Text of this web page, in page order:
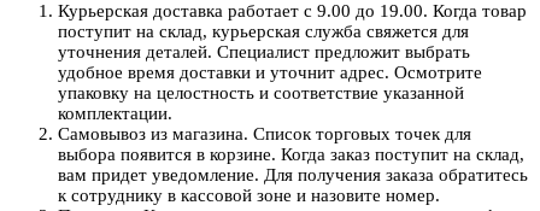
Курьерская доставка работает с 9.00 до 19.00. Когда товар
поступит на склад, курьерская служба свяжется для
уточнения деталей. Специалист предложит выбрать
удобное время доставки и уточнит адрес. Осмотрите
упаковку на целостность и соответствие указанной
комплектации.
Самовывоз из магазина. Список торговых точек для
выбора появится в корзине. Когда заказ поступит на склад,
вам придет уведомление. Для получения заказа обратитесь
к сотруднику в кассовой зоне и назовите номер.